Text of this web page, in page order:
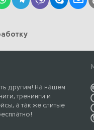
другим! На нашем
тренинги и
а так же слитые